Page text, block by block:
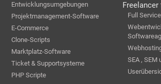
Entwicklungsumgebungen
Projektmanagement-Software
E-Commerce
Clone-Scripts
Marktplatz-Software
Ticket & Supportsysteme
PHP Scripte
Freelancer
Full
SEA , SEM